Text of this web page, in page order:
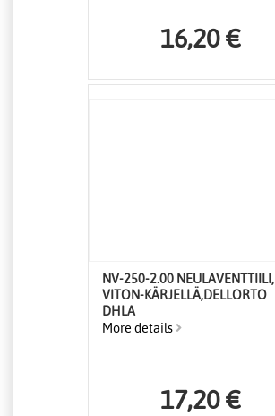
16,20 €
NV-250-2.00 NEULAVENTTIILI,
VITON-KÄRJELLÄ,DELLORTO
DHLA
More details
17,20 €